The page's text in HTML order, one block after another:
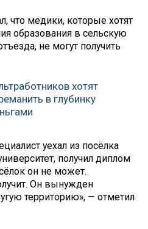
что медики, которые хотят
образования в сельскую
не могут получить
хотят
в глубинку
уехал из посёлка
получил диплом
он не может.
Он вынужден
территорию», — отметил